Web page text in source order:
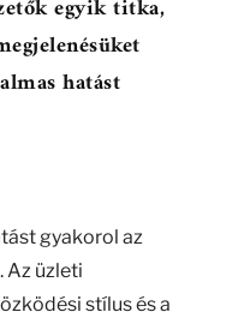
egyik titka,
hatást
gyakorol az
Az üzleti
stílus és a